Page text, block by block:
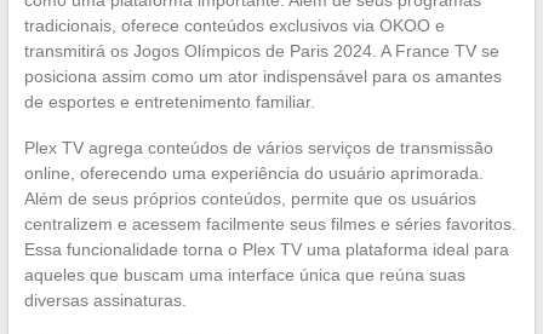
tradicionais, oferece conteúdos exclusivos via OKOO e
transmitirá os Jogos Olímpicos de Paris 2024. A France TV se
posiciona assim como um ator indispensável para os amantes
de esportes e entretenimento familiar.
Plex TV agrega conteúdos de vários serviços de transmissão
online, oferecendo uma experiência do usuário aprimorada.
Além de seus próprios conteúdos, permite que os usuários
centralizem e acessem facilmente seus filmes e séries favoritos.
Essa funcionalidade torna o Plex TV uma plataforma ideal para
aqueles que buscam uma interface única que reúna suas
diversas assinaturas.